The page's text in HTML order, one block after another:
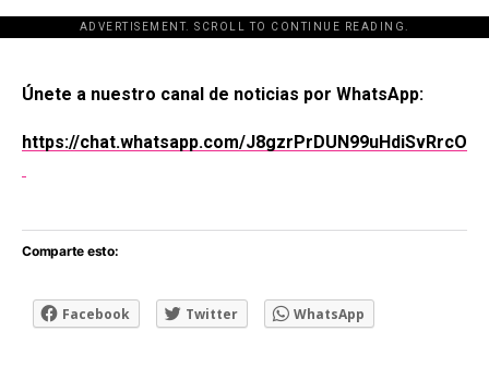
ADVERTISEMENT. SCROLL TO CONTINUE READING.
[adsforwp id="243463"]
Únete a nuestro canal de noticias por WhatsApp:
https://chat.whatsapp.com/J8gzrPrDUN99uHdiSvRrcO
Comparte esto:
Facebook Twitter WhatsApp